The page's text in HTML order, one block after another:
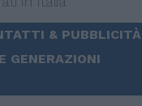
& PUBBLICITÀ
GENERAZIONI